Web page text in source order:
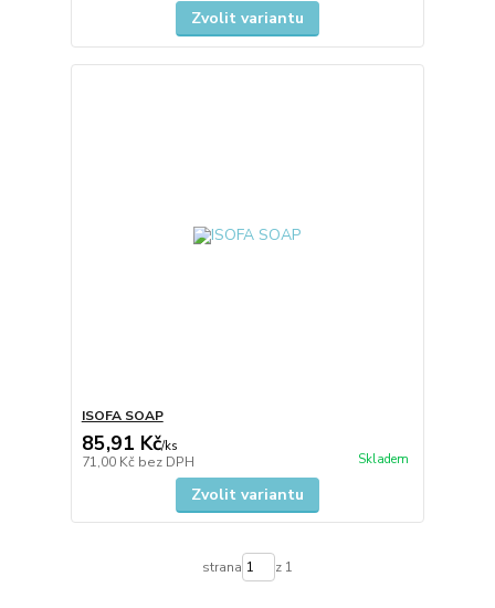
Zvolit variantu
ISOFA SOAP
85,91 Kč/ks
71,00 Kč bez DPH Skladem
Zvolit variantu
strana z 1